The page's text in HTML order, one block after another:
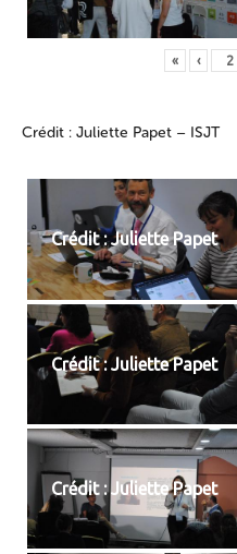
« ‹
Crédit : Juliette Papet – ISJT
Crédit : Juliette Papet
Crédit : Juliette Papet
Crédit : Juliette Papet